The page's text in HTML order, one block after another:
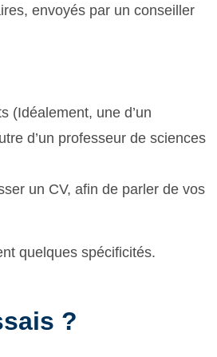
envoyés par un conseiller
(Idéalement, une d’un
d’un professeur de sciences
un CV, afin de parler de vos
quelques spécificités.
?